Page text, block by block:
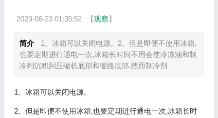
2023-06-23 01:35:52 【观察】
简介
1、冰箱可以关闭电源。2、但是即便不使用冰箱,
也要定期进行通电一次,冰箱长时间不用会使冷冻油和制
冷剂沉积到压缩机底部和管路底部,然而制冷剂
1、冰箱可以关闭电源。
2、但是即便不使用冰箱,也要定期进行通电一次,冰箱长时